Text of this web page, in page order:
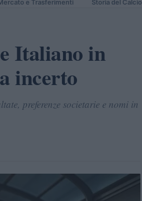
e Trasferimenti Storia del Calcio
Italiano in
incerto
preferenze societarie e nomi in